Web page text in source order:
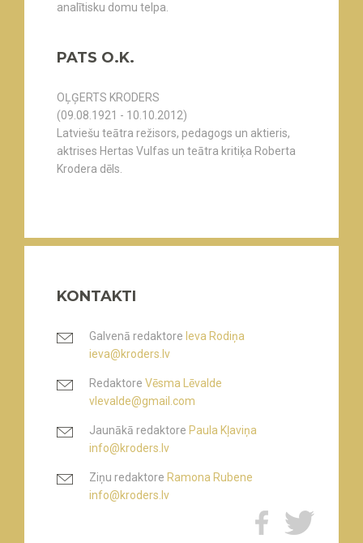
analītisku domu telpa.
PATS O.K.
OĻĢERTS KRODERS
(09.08.1921 - 10.10.2012)
Latviešu teātra režisors, pedagogs un aktieris,
aktrises Hertas Vulfas un teātra kritiķa Roberta
Krodera dēls.
KONTAKTI
Galvenā redaktore Ieva Rodiņa
ieva@kroders.lv
Redaktore Vēsma Lēvalde
vlevalde@gmail.com
Jaunākā redaktore Paula Kļaviņa
info@kroders.lv
Ziņu redaktore Ramona Rubene
info@kroders.lv